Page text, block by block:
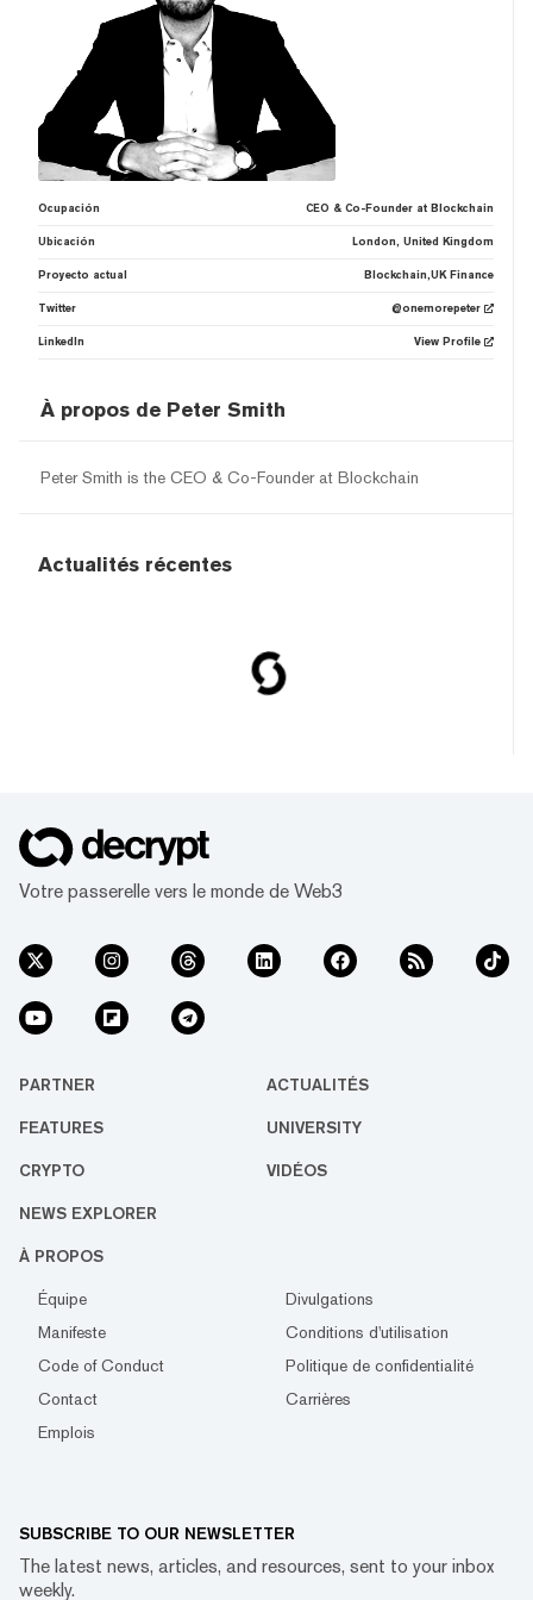
Ocupación CEO & Co-Founder at Blockchain
Ubicación London, United Kingdom
Proyecto actual Blockchain,UK Finance
Twitter @onemorepeter
LinkedIn View Profile
À propos de Peter Smith
Peter Smith is the CEO & Co-Founder at Blockchain
Actualités récentes
Votre passerelle vers le monde de Web3
PARTNER ACTUALITÉS
FEATURES UNIVERSITY
CRYPTO VIDÉOS
NEWS EXPLORER
À PROPOS
Équipe
Divulgations
Manifeste
Conditions d'utilisation
Code of Conduct
Politique de confidentialité
Contact
Carrières
Emplois
SUBSCRIBE TO OUR NEWSLETTER
The latest news, articles, and resources, sent to your inbox
weekly.